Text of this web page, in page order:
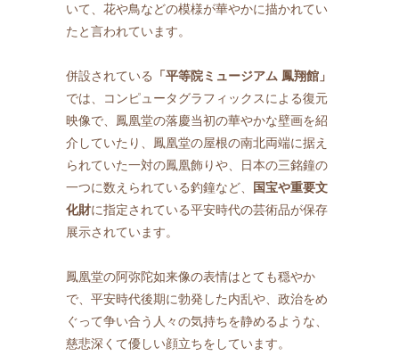
いて、花や鳥などの模様が華やかに描かれてい
たと言われています。
併設されている
「平等院ミュージアム 鳳翔館」
では、コンピュータグラフィックスによる復元
映像で、鳳凰堂の落慶当初の華やかな壁画を紹
介していたり、鳳凰堂の屋根の南北両端に据え
られていた一対の鳳凰飾りや、日本の三銘鐘の
一つに数えられている釣鐘など、
国宝や重要文
化財に指定されている平安時代の芸術品が保存
展示されています。
鳳凰堂の阿弥陀如来像の表情はとても穏やか
で、平安時代後期に勃発した内乱や、政治をめ
ぐって争い合う人々の気持ちを静めるような、
慈悲深くて優しい顔立ちをしています。